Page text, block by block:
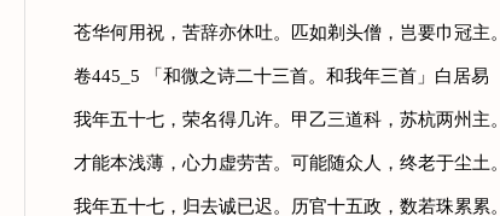
苍华何用祝，苦辞亦休吐。匹如剃头僧，岂要巾冠主。
卷445_5 「和微之诗二十三首。和我年三首」白居易
我年五十七，荣名得几许。甲乙三道科，苏杭两州主。
才能本浅薄，心力虚劳苦。可能随众人，终老于尘土。
我年五十七，归去诚已迟。历官十五政，数若珠累累。